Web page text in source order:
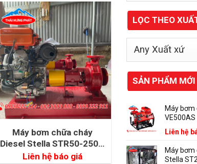
Máy bơm chữa cháy
Diesel Stella STR50-250C
15kW
Liên hệ báo giá
LỌC THEO
SẢN PHẨM MỚI
Máy bơm
VE500AS
Liên hệ
Máy bơm
Stella